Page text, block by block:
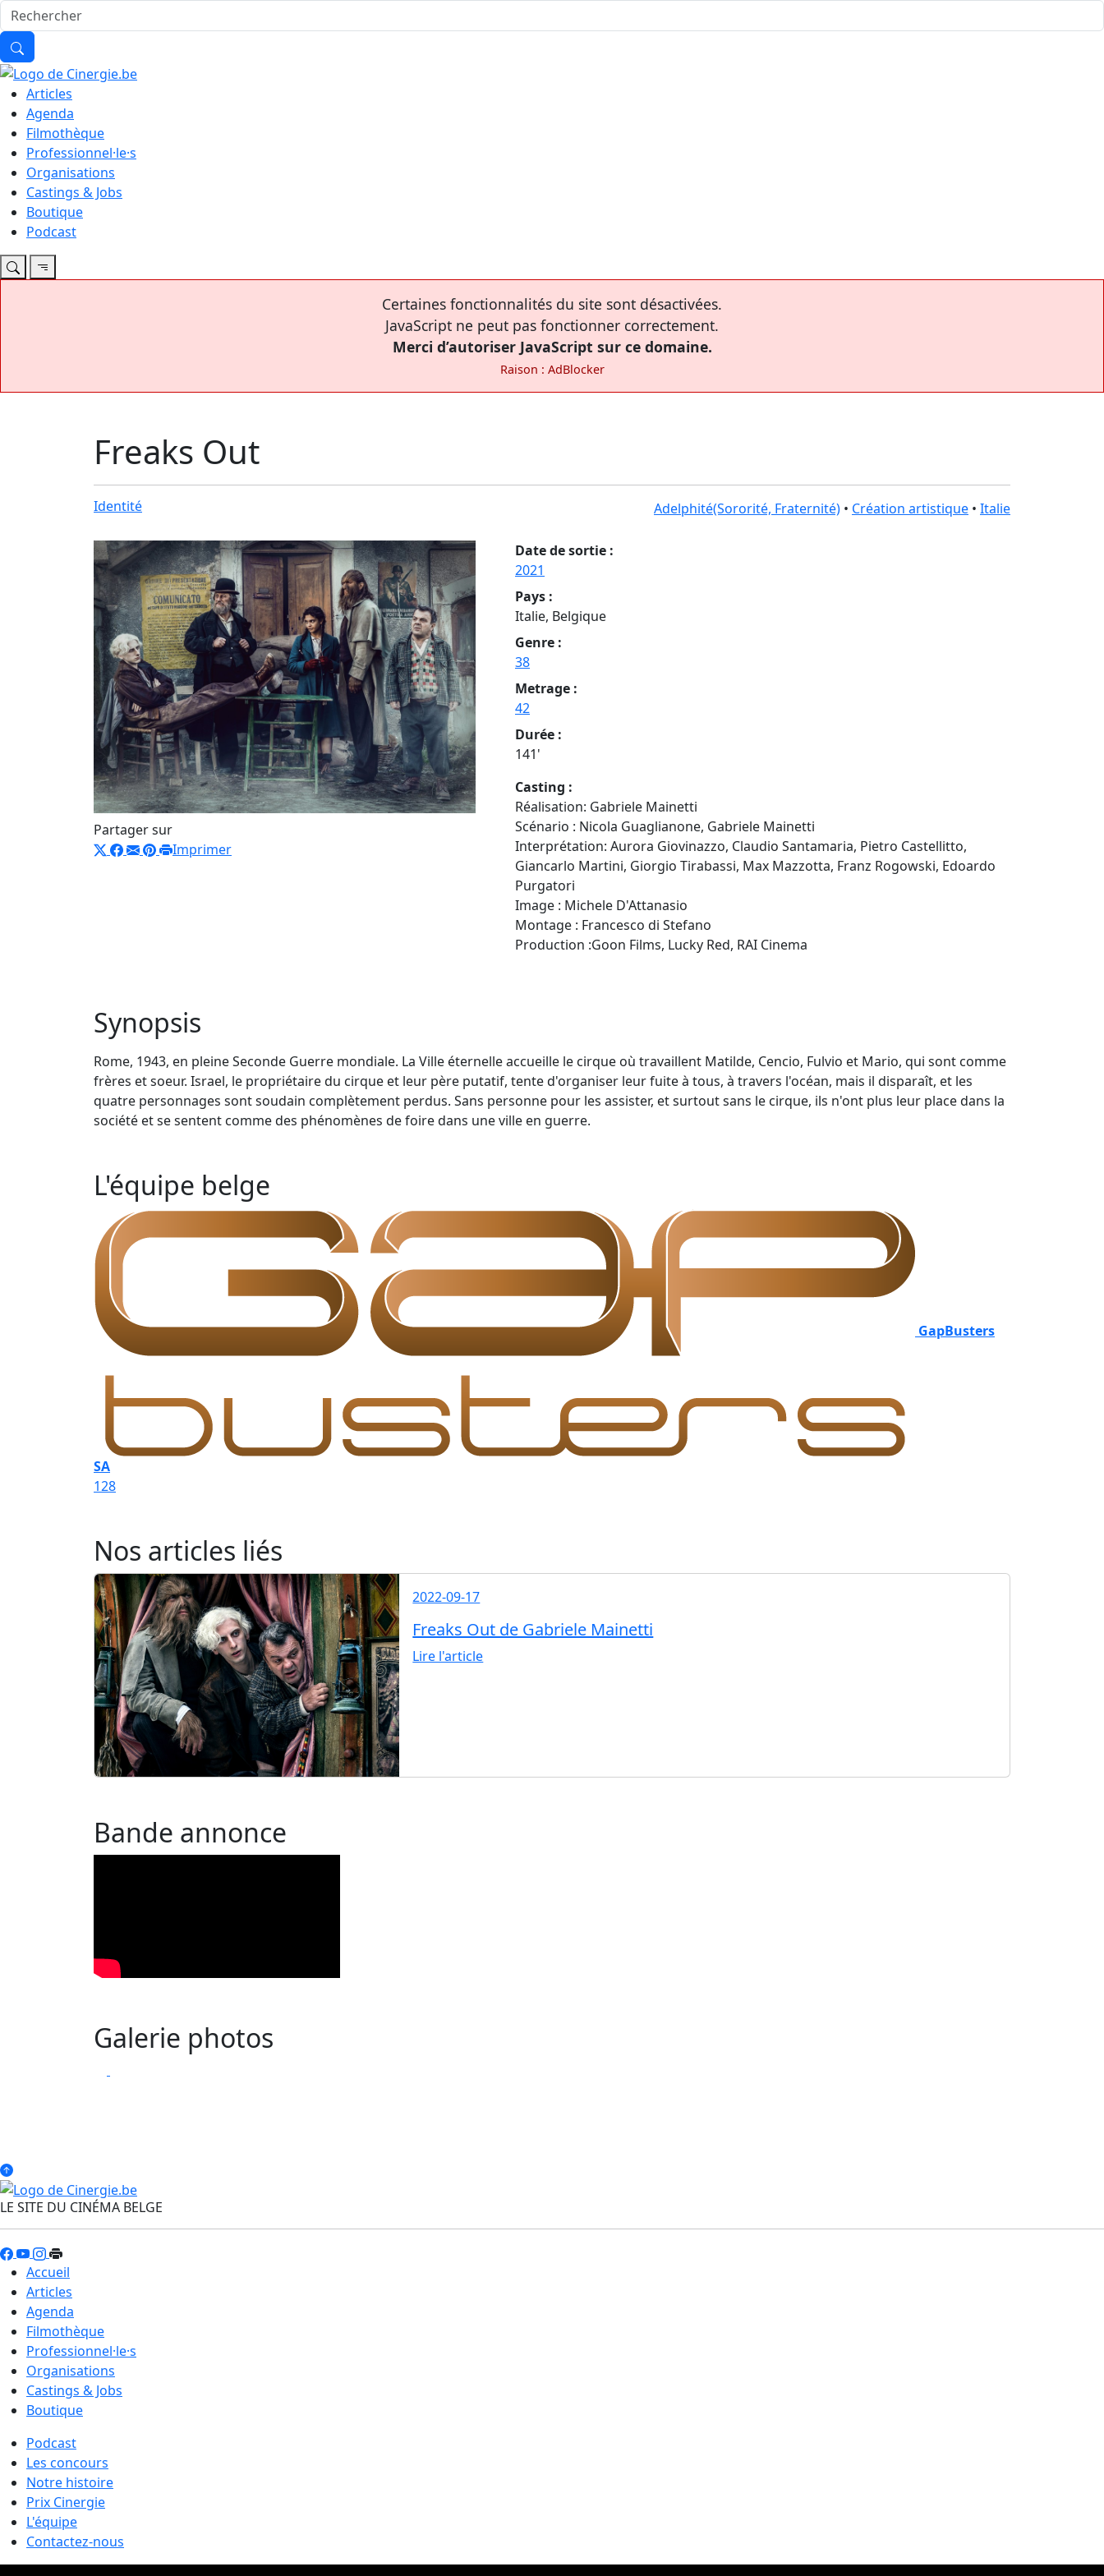
Articles
Agenda
Filmothèque
Professionnel·le·s
Organisations
Castings & Jobs
Boutique
Podcast
Certaines fonctionnalités du site sont désactivées.
JavaScript ne peut pas fonctionner correctement.
Merci d’autoriser JavaScript sur ce domaine.
Raison : AdBlocker
Freaks Out
Identité Adelphité(Sororité, Fraternité) • Création artistique • Italie
Partager sur
Imprimer
Date de sortie :
2021
Pays :
Italie, Belgique
Genre :
38
Metrage :
42
Durée :
141'
Casting :
Réalisation: Gabriele Mainetti
Scénario : Nicola Guaglianone, Gabriele Mainetti
Interprétation: Aurora Giovinazzo, Claudio Santamaria, Pietro Castellitto,
Giancarlo Martini, Giorgio Tirabassi, Max Mazzotta, Franz Rogowski, Edoardo
Purgatori
Image : Michele D'Attanasio
Montage : Francesco di Stefano
Production :Goon Films, Lucky Red, RAI Cinema
Synopsis
Rome, 1943, en pleine Seconde Guerre mondiale. La Ville éternelle accueille le cirque où travaillent Matilde, Cencio, Fulvio et Mario, qui sont comme
frères et soeur. Israel, le propriétaire du cirque et leur père putatif, tente d'organiser leur fuite à tous, à travers l'océan, mais il disparaît, et les
quatre personnages sont soudain complètement perdus. Sans personne pour les assister, et surtout sans le cirque, ils n'ont plus leur place dans la
société et se sentent comme des phénomènes de foire dans une ville en guerre.
L'équipe belge
GapBusters
SA
128
Nos articles liés
2022-09-17
Freaks Out de Gabriele Mainetti
Lire l'article
Bande annonce
Galerie photos
LE SITE DU CINÉMA BELGE
Accueil
Articles
Agenda
Filmothèque
Professionnel·le·s
Organisations
Castings & Jobs
Boutique
Podcast
Les concours
Notre histoire
Prix Cinergie
L'équipe
Contactez-nous